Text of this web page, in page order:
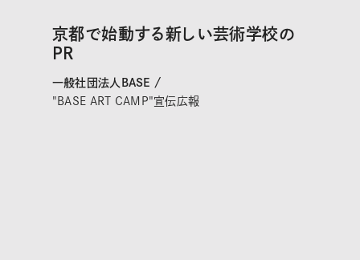
京都で始動する新しい芸術学校の
PR
一般社団法人BASE /
"BASE ART CAMP"宣伝広報